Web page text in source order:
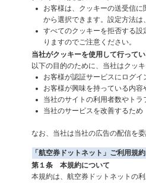
お客様は、クッキーの送受信
から選択できます。設定方法
すべてのクッキーを拒否する
りますのでご注意ください。
当社がクッキーを使用して行って
以下の目的のために、当社はクッ
お客様が認証サービスにログ
お客様が興味を持っている内
当社のサイトの利用者数やトラ
当社のサービスを改善するため
なお、当社は当社の広告の配信を
「航空券ドットネット」ご利用規約
第１条 本規約について
本規約は、航空券ドットネットの